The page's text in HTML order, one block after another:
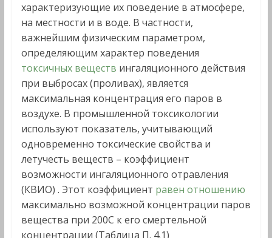
характеризующие их поведение в атмосфере,
на местности и в воде. В частности,
важнейшим физическим параметром,
определяющим характер поведения
токсичных веществ ингаляционного действия
при выбросах (проливах), является
максимальная концентрация его паров в
воздухе. В промышленной токсикологии
используют показатель, учитывающий
одновременно токсические свойства и
летучесть веществ – коэффициент
возможности ингаляционного отравления
(КВИО) . Этот коэффициент равен отношению
максимально возможной концентрации паров
вещества при 200С к его смертельной
концентрации (Таблица П. 4.1)